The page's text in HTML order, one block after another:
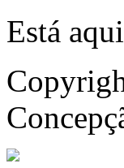
Está